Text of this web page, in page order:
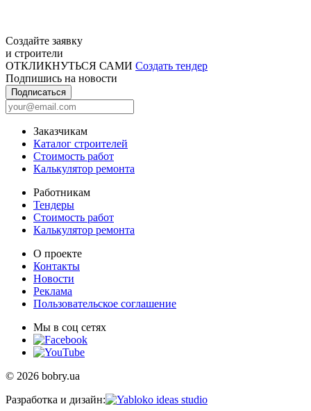
Создайте заявку
и строители
ОТКЛИКНУТЬСЯ САМИ Создать тендер
Подпишись на новости
Подписаться
Заказчикам
Каталог строителей
Стоимость работ
Калькулятор ремонта
Работникам
Тендеры
Стоимость работ
Калькулятор ремонта
О проекте
Контакты
Новости
Реклама
Пользовательское соглашение
Мы в соц сетях
© 2026 bobry.ua
Разработка и дизайн: